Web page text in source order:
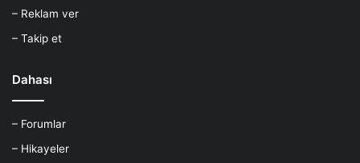
– Reklam ver
– Takip et
Dahası
– Forumlar
– Hikayeler